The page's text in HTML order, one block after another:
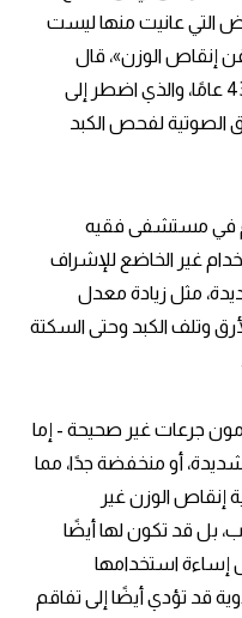
التي عانيت منها ليست
إنقاص الوزن»، قال
عبدول، وهو مغترب يبلغ من العمر 43 عامًا، والذي اضطر إلى
لفحص الكبد
في مستشفى فقيه
غير الخاضع للإشراف
مثل زيادة معدل
وتلف الكبد وحتى السكتة
جرعات غير صحيحة - إما
شديدة، أو منخفضة جدًا، مما
إنقاص الوزن غير
بل قد تكون لها أيضًا
إساءة استخدامها
قد تؤدي أيضًا إلى تفاقم